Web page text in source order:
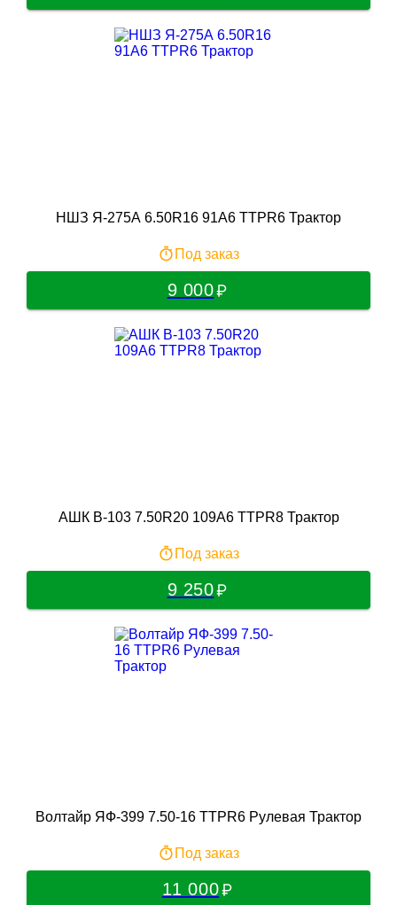
НШЗ Я-275А 6.50R16 91A6 TTPR6 Трактор
Под заказ
9 000
АШК В-103 7.50R20 109A6 TTPR8 Трактор
Под заказ
9 250
Волтайр ЯФ-399 7.50-16 TTPR6 Рулевая Трактор
Под заказ
11 000